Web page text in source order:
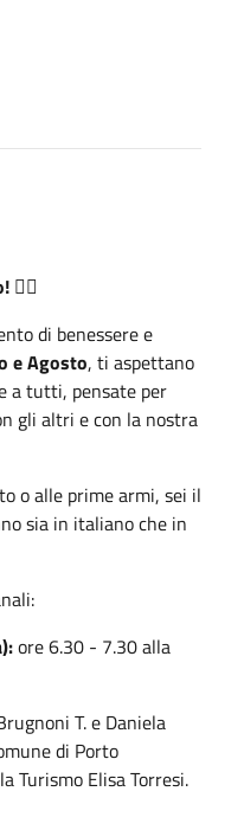
🧘‍♀️
di benessere e
e Agosto, ti aspettano
a tutti, pensate per
gli altri e con la nostra
o alle prime armi, sei il
sia in italiano che in
ore 6.30 - 7.30 alla
T. e Daniela
di Porto
Turismo Elisa Torresi.